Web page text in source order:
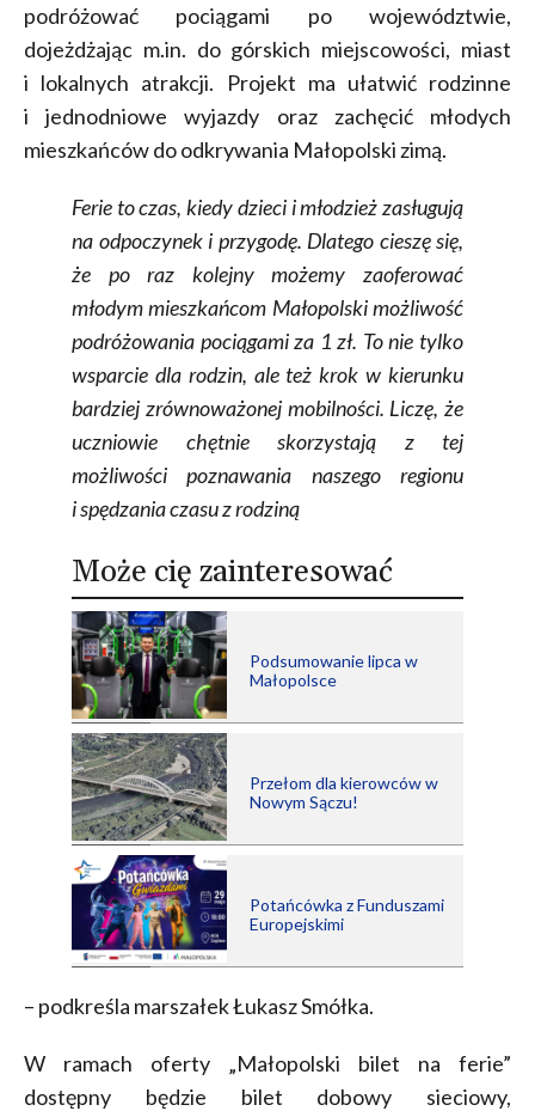
podróżować pociągami po województwie,
dojeżdżając m.in. do górskich miejscowości, miast
i lokalnych atrakcji. Projekt ma ułatwić rodzinne
i jednodniowe wyjazdy oraz zachęcić młodych
mieszkańców do odkrywania Małopolski zimą.
Ferie to czas, kiedy dzieci i młodzież zasługują
na odpoczynek i przygodę. Dlatego cieszę się,
że po raz kolejny możemy zaoferować
młodym mieszkańcom Małopolski możliwość
podróżowania pociągami za 1 zł. To nie tylko
wsparcie dla rodzin, ale też krok w kierunku
bardziej zrównoważonej mobilności. Liczę, że
uczniowie chętnie skorzystają z tej
możliwości poznawania naszego regionu
i spędzania czasu z rodziną
Może cię zainteresować
Podsumowanie lipca w
Małopolsce
Przełom dla kierowców w
Nowym Sączu!
Potańcówka z Funduszami
Europejskimi
– podkreśla marszałek Łukasz Smółka.
W ramach oferty „Małopolski bilet na ferie”
dostępny będzie bilet dobowy sieciowy,